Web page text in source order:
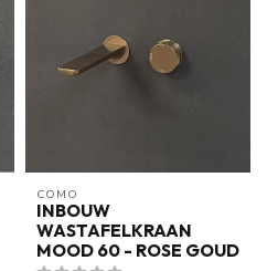
COMO
INBOUW
WASTAFELKRAAN
MOOD 60 - ROSE GOUD